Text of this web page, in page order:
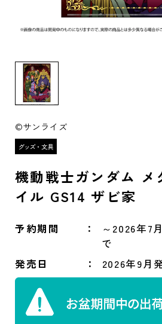
©サンライズ
機動戦士ガンダム メ
イル GS14 ザビ家
予約期間
～2026年7
で
発売日
2026年9月